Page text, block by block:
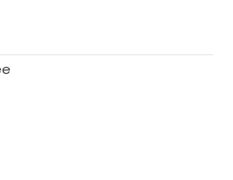
idéale pour se
pleinement son séjour. Pour
met à disposition :